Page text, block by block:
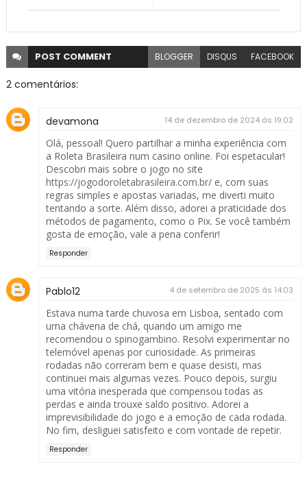
POST COMMENT BLOGGER DISQUS FACEBOOK
2 comentários:
devamona 14 de dezembro de 2024 às 19:02
Olá, pessoal! Quero partilhar a minha experiência com
a Roleta Brasileira num casino online. Foi espetacular!
Descobri mais sobre o jogo no site
https://jogodoroletabrasileira.com.br/e, com suas
regras simples e apostas variadas, me diverti muito
tentando a sorte. Além disso, adorei a praticidade dos
métodos de pagamento, como o Pix. Se você também
gosta de emoção, vale a pena conferir!
Responder
Pablo12 4 de setembro de 2025 às 14:03
Estava numa tarde chuvosa em Lisboa, sentado com
uma chávena de chá, quando um amigo me
recomendou o spinogambino. Resolvi experimentar no
telemóvel apenas por curiosidade. As primeiras
rodadas não correram bem e quase desisti, mas
continuei mais algumas vezes. Pouco depois, surgiu
uma vitória inesperada que compensou todas as
perdas e ainda trouxe saldo positivo. Adorei a
imprevisibilidade do jogo e a emoção de cada rodada.
No fim, desliguei satisfeito e com vontade de repetir.
Responder